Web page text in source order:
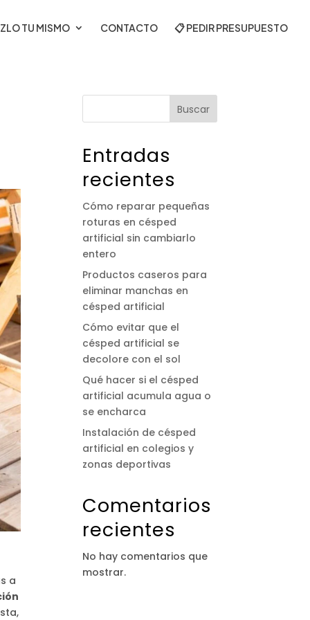
TU MISMO CONTACTO 📋 PEDIR PRESUPUESTO
a
Buscar
Entradas
recientes
Cómo reparar pequeñas
roturas en césped
artificial sin cambiarlo
entero
Productos caseros para
eliminar manchas en
césped artificial
Cómo evitar que el
césped artificial se
decolore con el sol
Qué hacer si el césped
artificial acumula agua o
se encharca
Instalación de césped
artificial en colegios y
zonas deportivas
Comentarios
recientes
No hay comentarios que
mostrar.